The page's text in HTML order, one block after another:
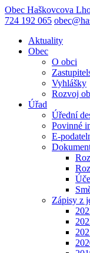
Obec Haškovcova
724 192 065
Aktuality
Obec
O obci
Vyhlášky
Rozvoj
Úřad
Úřední
Povinné
E-
Zápisy z